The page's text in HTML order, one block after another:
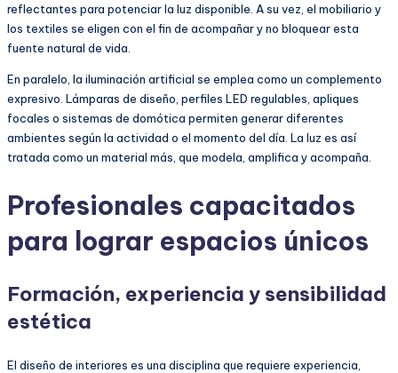
reflectantes para potenciar la luz disponible. A su vez, el mobiliario y
los textiles se eligen con el fin de acompañar y no bloquear esta
fuente natural de vida.
En paralelo, la iluminación artificial se emplea como un complemento
expresivo. Lámparas de diseño, perfiles LED regulables, apliques
focales o sistemas de domótica permiten generar diferentes
ambientes según la actividad o el momento del día. La luz es así
tratada como un material más, que modela, amplifica y acompaña.
Profesionales capacitados
para lograr espacios únicos
Formación, experiencia y sensibilidad
estética
El diseño de interiores es una disciplina que requiere experiencia,